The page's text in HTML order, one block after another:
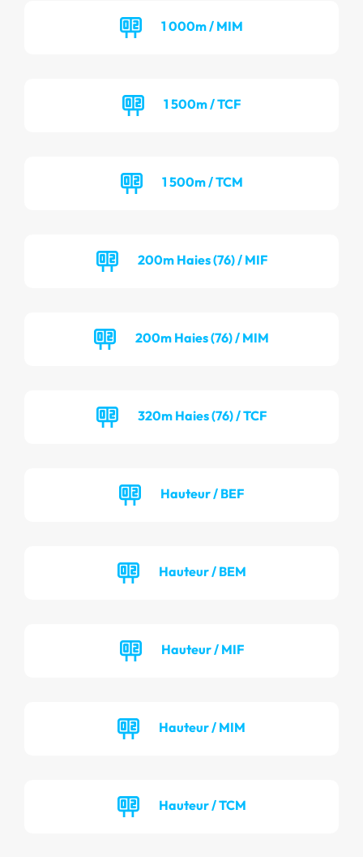
1 000m / MIM
1 500m / TCF
1 500m / TCM
200m Haies (76) / MIF
200m Haies (76) / MIM
320m Haies (76) / TCF
Hauteur / BEF
Hauteur / BEM
Hauteur / MIF
Hauteur / MIM
Hauteur / TCM